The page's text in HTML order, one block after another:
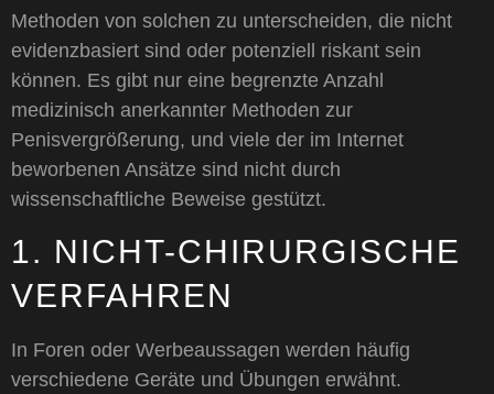
Methoden von solchen zu unterscheiden, die nicht
evidenzbasiert sind oder potenziell riskant sein
können. Es gibt nur eine begrenzte Anzahl
medizinisch anerkannter Methoden zur
Penisvergrößerung, und viele der im Internet
beworbenen Ansätze sind nicht durch
wissenschaftliche Beweise gestützt.
1. NICHT-CHIRURGISCHE
VERFAHREN
In Foren oder Werbeaussagen werden häufig
verschiedene Geräte und Übungen erwähnt.